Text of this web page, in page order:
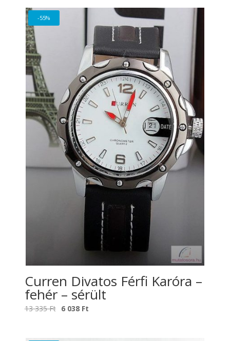
-55%
Curren Divatos Férfi Karóra –
fehér – sérült
13 335Ft Original
6 038 Ft